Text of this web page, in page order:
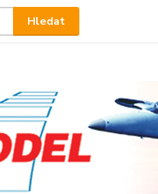
Hledat